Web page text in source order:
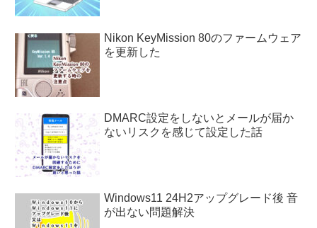
Nikon KeyMission 80のファームウェア
を更新した
DMARC設定をしないとメールが届か
ないリスクを感じて設定した話
Windows11 24H2アップグレード後 音
が出ない問題解決